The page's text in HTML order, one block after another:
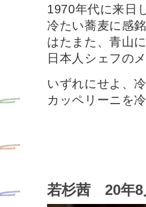
1970年代に来日
冷たい蕎麦に感
はたまた、青山
日本人シェフの
いずれにせよ、
カッペリーニを
若杉茜 20年8